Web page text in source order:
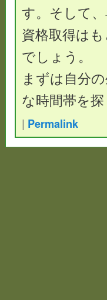
す。そして
資格取得は
でしょう。
まずは自分
な時間帯を
| Permalink